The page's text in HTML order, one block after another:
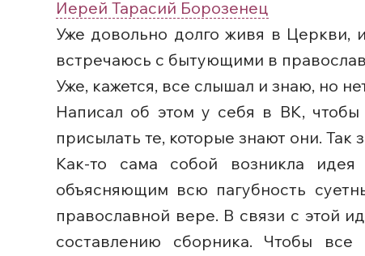
Иерей Тарасий Борозенец
Уже довольно долго живя в Церкви,
встречаюсь с бытующими в
Уже, кажется, все слышал и знаю, но
Написал об этом у себя в ВК,
присылать те, которые знают они.
Как-то сама собой возникла идея
объясняющим всю пагубность
православной вере. В связи с этой
составлению сборника. Чтобы